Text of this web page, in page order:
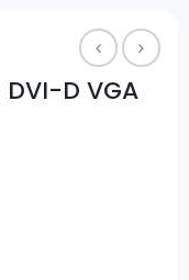
D VGA